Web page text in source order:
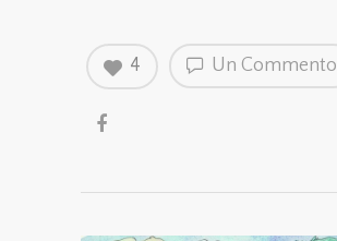
Un Commento
4